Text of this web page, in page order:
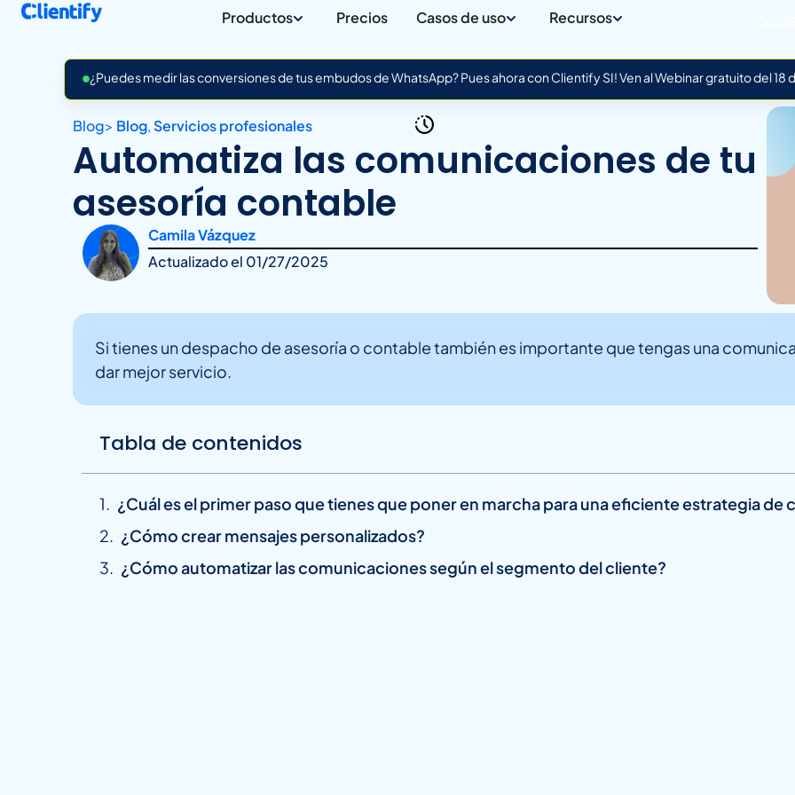
Productos Precios Casos de uso Recursos
¿Puedes medir las conversiones de tus embudos de WhatsApp? Pues ahora con Clientify SI! Ven al Webinar gratuito del 18
Blog> Blog, Servicios profesionales
Automatiza las comunicaciones de tu
asesoría contable
Camila Vázquez
Actualizado el 01/27/2025
Si tienes un despacho de asesoría o contable también es importante que tengas una
dar mejor servicio.
Tabla de contenidos
¿Cuál es el primer paso que tienes que poner en marcha para una eficiente estrategia de
¿Cómo crear mensajes personalizados?
¿Cómo automatizar las comunicaciones según el segmento del cliente?